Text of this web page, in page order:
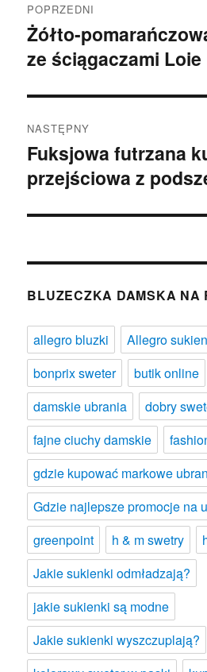
wpisu
POPRZEDNI
Poprzedni
wpis:
Żółto-
ze ściągaczami Loie
NASTĘPNY
Następny
wpis:
Fuksjowa futrzana
przejściowa z
BLUZECZKA DAMSKA NA
allegro bluzki
Allegro
bonprix sweter
butik online
damskie ubrania
dobry
fajne ciuchy damskie
gdzie kupować markowe
Gdzie najlepsze promocje na
greenpoint
h & m swetry
Jakie sukienki odmładzają?
jakie sukienki są modne
Jakie sukienki wyszczuplają?